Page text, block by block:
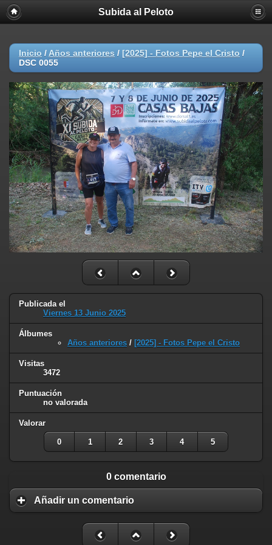
Subida al Peloto
Inicio / Años anteriores / [2025] - Fotos Pepe el Cristo /
DSC 0055
Publicada el
Viernes 13 Junio 2025
Álbumes
Años anteriores / [2025] - Fotos Pepe el Cristo
Visitas
3472
Puntuación
no valorada
Valorar
0 1 2 3 4 5
0 comentario
Añadir un comentario